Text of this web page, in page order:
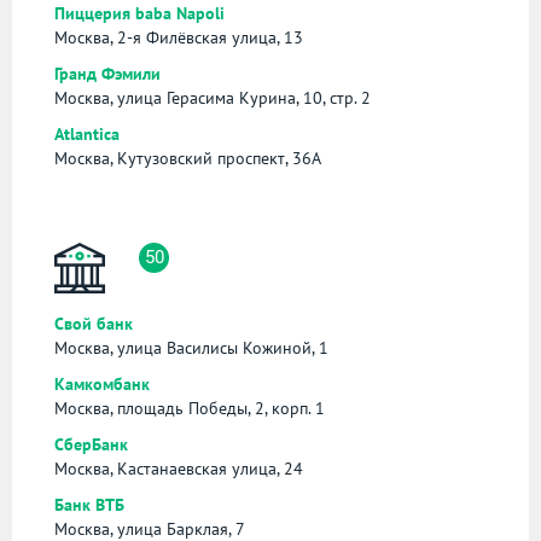
Пиццерия baba Napoli
Москва, 2-я Филёвская улица, 13
Гранд Фэмили
Москва, улица Герасима Курина, 10, стр. 2
Atlantica
Москва, Кутузовский проспект, 36А
50
Свой банк
Москва, улица Василисы Кожиной, 1
Камкомбанк
Москва, площадь Победы, 2, корп. 1
СберБанк
Москва, Кастанаевская улица, 24
Банк ВТБ
Москва, улица Барклая, 7